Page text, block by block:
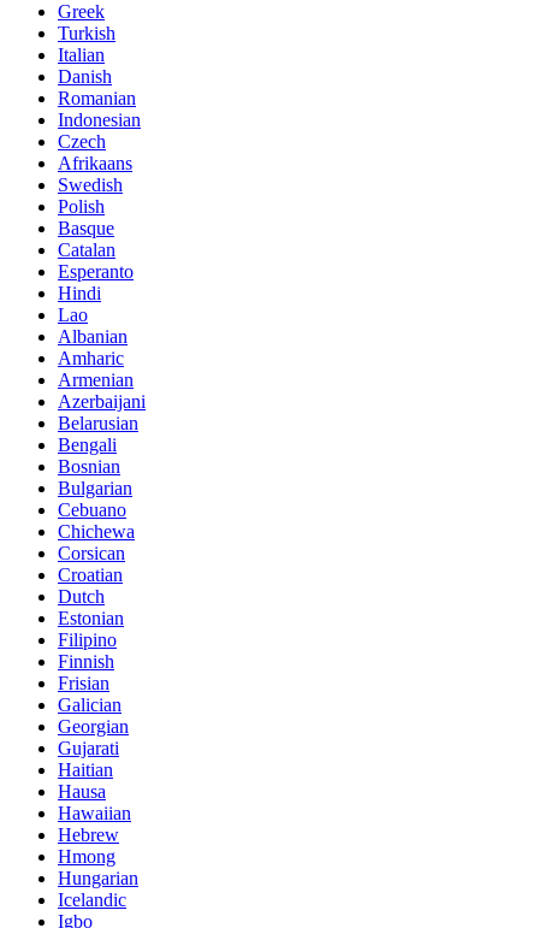
Greek
Turkish
Italian
Danish
Romanian
Indonesian
Czech
Afrikaans
Swedish
Polish
Basque
Catalan
Esperanto
Hindi
Lao
Albanian
Amharic
Armenian
Azerbaijani
Belarusian
Bengali
Bosnian
Bulgarian
Cebuano
Chichewa
Corsican
Croatian
Dutch
Estonian
Filipino
Finnish
Frisian
Galician
Georgian
Gujarati
Haitian
Hausa
Hawaiian
Hebrew
Hmong
Hungarian
Icelandic
Igbo